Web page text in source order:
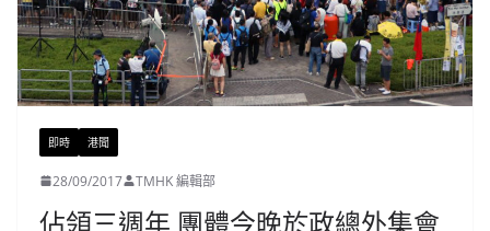
即時 港聞
28/09/2017 TMHK 編輯部
佔領三週年 團體今晚於政總外集會